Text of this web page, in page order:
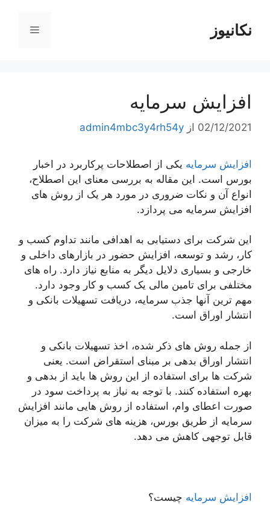
محتوانکانیوز فهرست
افزایش سرمایه
02/12/2021 از admin4mbc3y4rh54y
افزایش سرمایه یکی از اصطلاحات پرکاربرد در اخبار
بورس است. این مقاله به بررسی معنای این اصطلاح،
انواع آن و نکات ضروری در مورد هر یک از روش های
افزایش سرمایه می پردازد.
این شرکت برای دستیابی به اهدافی مانند تداوم کسب و
کار، رشد و توسعه، افزایش حضور در بازارهای داخلی و
خارجی و بسیاری دلایل دیگر به منابع نیاز دارد. راه های
مختلفی برای تامین مالی یک کسب و کار وجود دارد.
مهم ترین آنها جذب سرمایه، دریافت تسهیلات بانکی و
انتشار اوراق است.
از جمله روش های ذکر شده، اخذ تسهیلات بانکی و
انتشار اوراق بدهی بر مبنای استقراض است. یعنی
شرکت ها برای استفاده از این روش ها باید از بدهی و
بهره استفاده کنند. با توجه به نیاز به پرداخت سود در
صورت اعطای وام، استفاده از روش هایی مانند افزایش
سرمایه از طریق بورس، هزینه های شرکت را به میزان
قابل توجهی کاهش می دهد.
افزایش سرمایه چیست؟